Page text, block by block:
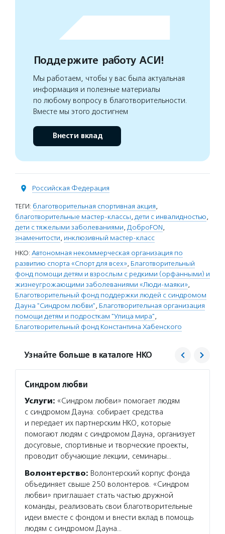
Поддержите работу АСИ!
Мы работаем, чтобы у вас была актуальная
информация и полезные материалы
по любому вопросу в благотворительности.
Вместе мы этого достигнем
Внести вклад
Российская Федерация
ТЕГИ: благотворительная спортивная акция,
благотворительные мастер-классы, дети с инвалидностью,
дети с тяжелыми заболеваниями, ДоброFON,
знаменитости, инклюзивный мастер-класс
НКО: Автономная некоммерческая организация по
развитию спорта «Спорт для всех», Благотворительный
фонд помощи детям и взрослым с редкими (орфанными) и
жизнеугрожающими заболеваниями «Люди-маяки»,
Благотворительный фонд поддержки людей с синдромом
Дауна "Синдром любви", Благотворительная организация
помощи детям и подросткам "Улица мира",
Благотворительный фонд Константина Хабенского
Узнайте больше в каталоге НКО
Синдром любви
Услуги: «Синдром любви» помогает людям
с синдромом Дауна: собирает средства
и передает их партнерским НКО, которые
помогают людям с синдромом Дауна, организует
досуговые, спортивные и творческие проекты,
проводит обучающие лекции, семинары…
Волонтерство: Волонтерский корпус фонда
объединяет свыше 250 волонтеров. «Синдром
любви» приглашает стать частью дружной
команды, реализовать свои благотворительные
идеи вместе с фондом и внести вклад в помощь
людям с синдромом Дауна…